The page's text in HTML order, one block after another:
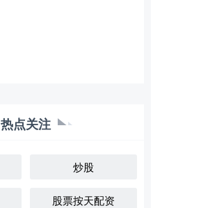
热点关注
炒股
股票按天配资